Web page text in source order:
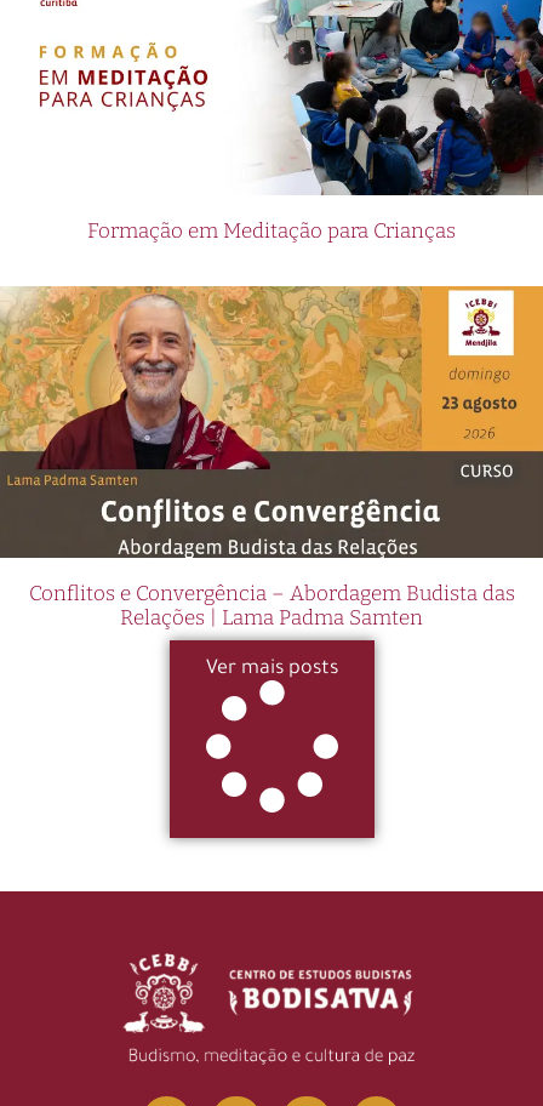
Formação em Meditação para Crianças
Conflitos e Convergência – Abordagem Budista das
Relações | Lama Padma Samten
Ver mais posts